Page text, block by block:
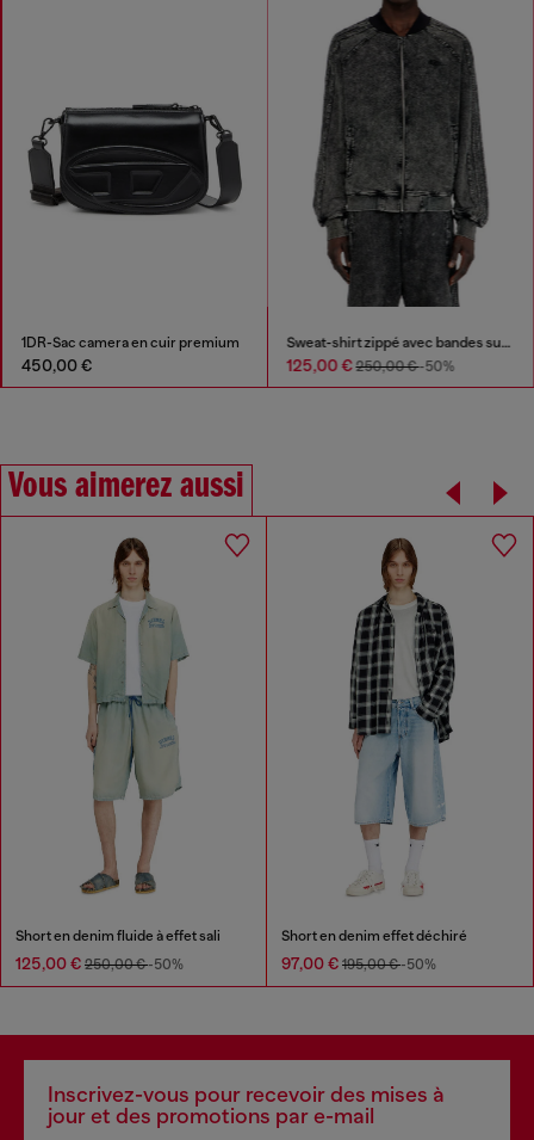
1DR-Sac camera en cuir premium
450,00 €
Sweat-shirt zippé avec bandes sur les manches
125,00 €250,00 €-50%
Vous aimerez aussi
Short en denim fluide à effet sali
125,00 € 250,00 €-50%
Short en denim effet déchiré
97,00 € 195,00 €-50%
Inscrivez-vous pour recevoir des mises à
jour et des promotions par e-mail